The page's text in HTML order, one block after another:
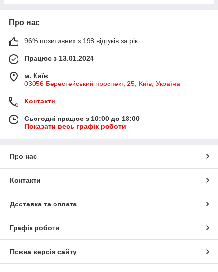
Про нас
96% позитивних з 198 відгуків за рік
Працює з 13.01.2024
м. Київ
03056 Берестейський проспект, 25, Київ, Україна
Контакти
Сьогодні працює з 10:00 до 18:00
Показати весь графік роботи
Про нас
Контакти
Доставка та оплата
Графік роботи
Повна версія сайту